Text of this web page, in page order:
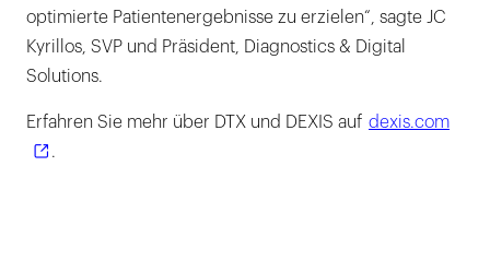
optimierte Patientenergebnisse zu erzielen“, sagte JC
Kyrillos, SVP und Präsident, Diagnostics & Digital
Solutions.
Erfahren Sie mehr über DTX und DEXIS auf dexis.com
.